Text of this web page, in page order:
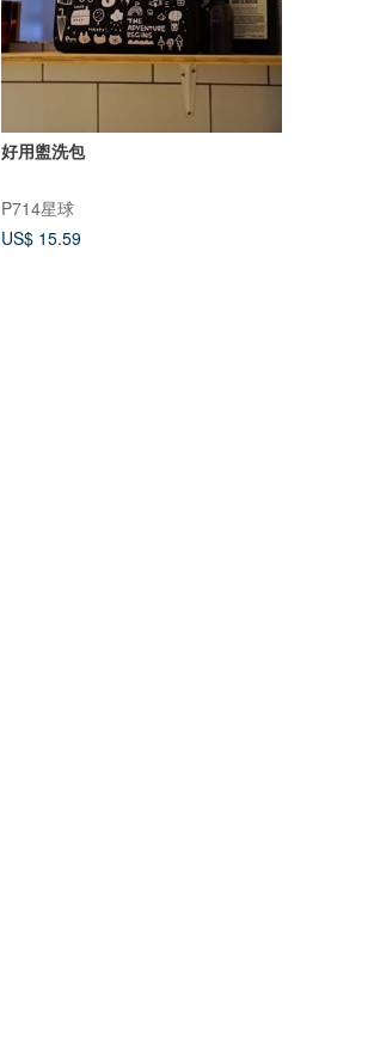
好用盥洗包
P714星球
US$ 15.59